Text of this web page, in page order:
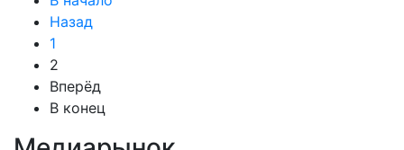
Назад
1
2
Вперёд
В конец